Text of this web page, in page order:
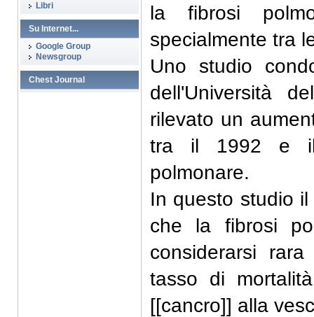
Libri
Su Internet...
Google Group
Newsgroup
Chest Journal
la fibrosi
specialmente tra
Uno studio
dell'Università
rilevato un
tra il 1992 e
polmonare.
In questo studio
che la fibrosi
considerarsi
tasso di
[[cancro]] alla